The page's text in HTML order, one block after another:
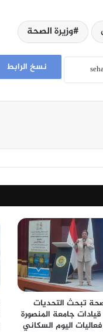
وزيرة الصحة
نسخ الرابط
تبحث التحديات
جامعة المنصورة
اليوم السكاني